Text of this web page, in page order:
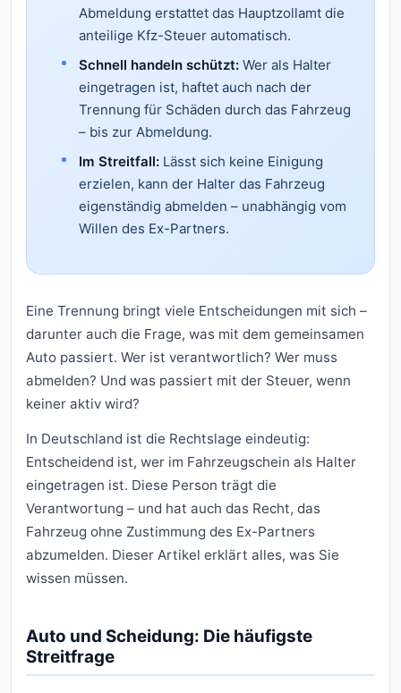
Abmeldung erstattet das Hauptzollamt die
anteilige Kfz-Steuer automatisch.
Schnell handeln schützt:Wer als Halter
eingetragen ist, haftet auch nach der
Trennung für Schäden durch das Fahrzeug
– bis zur Abmeldung.
Im Streitfall:Lässt sich keine Einigung
erzielen, kann der Halter das Fahrzeug
eigenständig abmelden – unabhängig vom
Willen des Ex-Partners.
Eine Trennung bringt viele Entscheidungen mit sich –
darunter auch die Frage, was mit dem gemeinsamen
Auto passiert. Wer ist verantwortlich? Wer muss
abmelden? Und was passiert mit der Steuer, wenn
keiner aktiv wird?
In Deutschland ist die Rechtslage eindeutig:
Entscheidend ist, wer im Fahrzeugschein als Halter
eingetragen ist. Diese Person trägt die
Verantwortung – und hat auch das Recht, das
Fahrzeug ohne Zustimmung des Ex-Partners
abzumelden. Dieser Artikel erklärt alles, was Sie
wissen müssen.
Auto und Scheidung: Die häufigste
Streitfrage